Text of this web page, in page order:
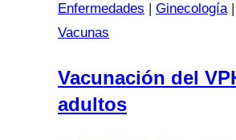
Enfermedades Ginecología|
Vacunas
Vacunación del
adultos